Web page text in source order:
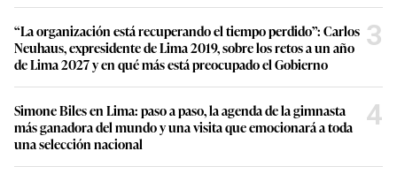
“La organización está recuperando el tiempo perdido”: Carlos
Neuhaus, expresidente de Lima 2019, sobre los retos a un año
de Lima 2027 y en qué más está preocupado el Gobierno
3
Simone Biles en Lima: paso a paso, la agenda de la gimnasta
más ganadora del mundo y una visita que emocionará a toda
una selección nacional
4